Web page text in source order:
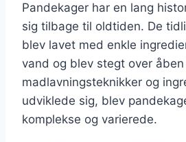
Pandekager har en lang
sig tilbage til oldtiden. De
blev lavet med enkle
vand og blev stegt over
madlavningsteknikker og
udviklede sig, blev
komplekse og varierede.